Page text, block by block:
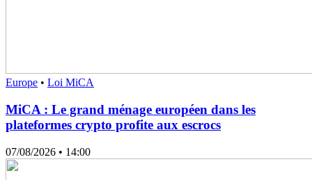
Europe • Loi MiCA
MiCA : Le grand ménage européen dans les
plateformes crypto profite aux escrocs
07/08/2026 • 14:00